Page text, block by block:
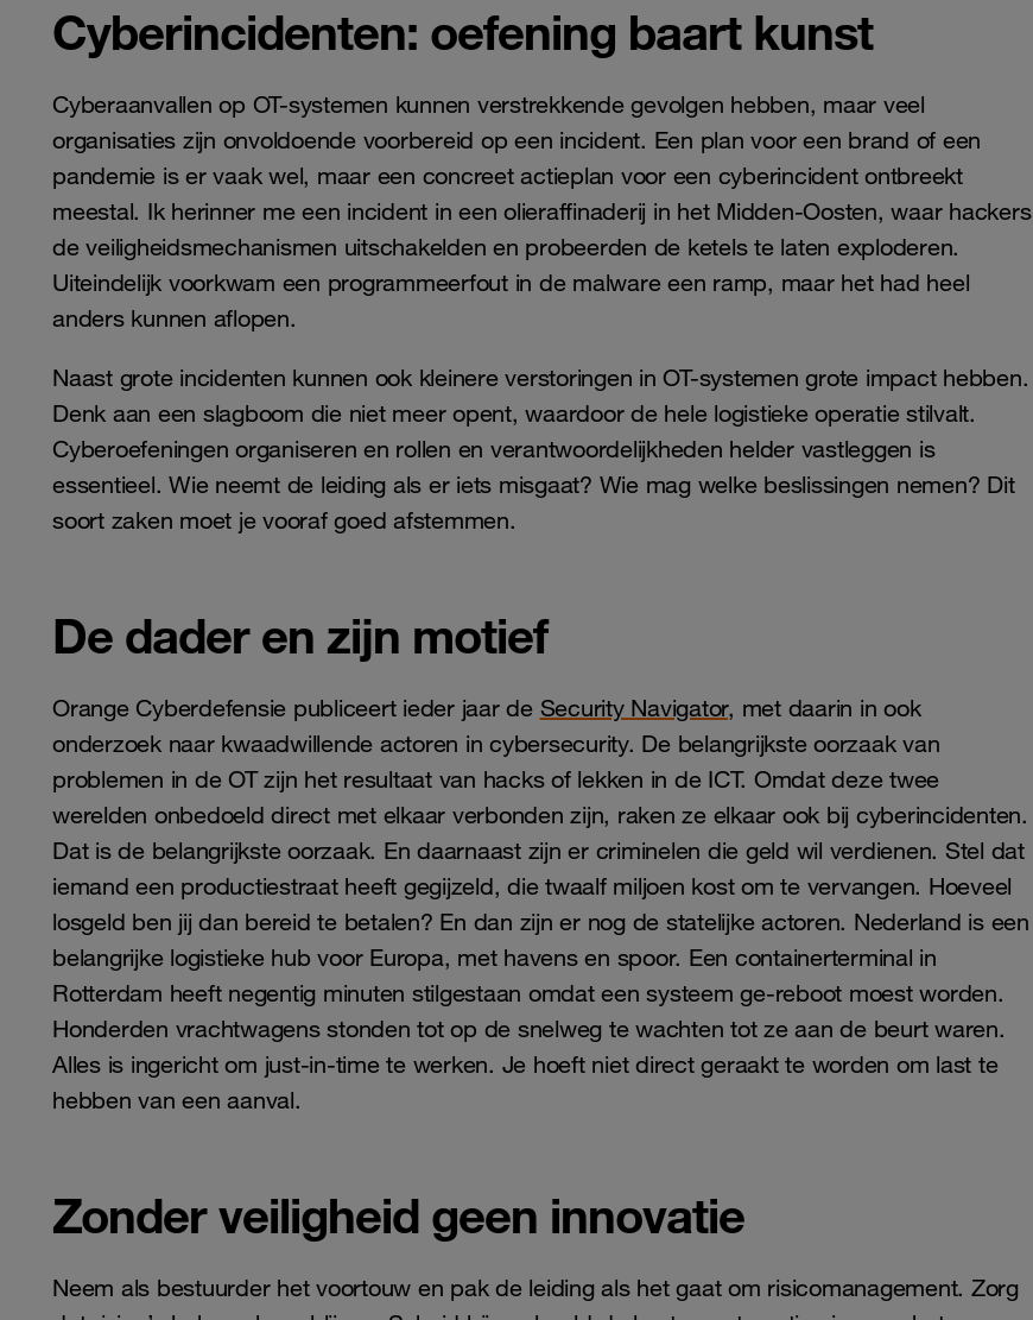
Cyberincidenten: oefening baart kunst
Cyberaanvallen op OT-systemen kunnen verstrekkende gevolgen hebben, maar veel
organisaties zijn onvoldoende voorbereid op een incident. Een plan voor een brand of een
pandemie is er vaak wel, maar een concreet actieplan voor een cyberincident ontbreekt
meestal. Ik herinner me een incident in een olieraffinaderij in het Midden-Oosten, waar hackers
de veiligheidsmechanismen uitschakelden en probeerden de ketels te laten exploderen.
Uiteindelijk voorkwam een programmeerfout in de malware een ramp, maar het had heel
anders kunnen aflopen.
Naast grote incidenten kunnen ook kleinere verstoringen in OT-systemen grote impact hebben.
Denk aan een slagboom die niet meer opent, waardoor de hele logistieke operatie stilvalt.
Cyberoefeningen organiseren en rollen en verantwoordelijkheden helder vastleggen is
essentieel. Wie neemt de leiding als er iets misgaat? Wie mag welke beslissingen nemen? Dit
soort zaken moet je vooraf goed afstemmen.
De dader en zijn motief
Orange Cyberdefensie publiceert ieder jaar de Security Navigator, met daarin in ook
onderzoek naar kwaadwillende actoren in cybersecurity. De belangrijkste oorzaak van
problemen in de OT zijn het resultaat van hacks of lekken in de ICT. Omdat deze twee
werelden onbedoeld direct met elkaar verbonden zijn, raken ze elkaar ook bij cyberincidenten.
Dat is de belangrijkste oorzaak. En daarnaast zijn er criminelen die geld wil verdienen. Stel dat
iemand een productiestraat heeft gegijzeld, die twaalf miljoen kost om te vervangen. Hoeveel
losgeld ben jij dan bereid te betalen? En dan zijn er nog de statelijke actoren. Nederland is een
belangrijke logistieke hub voor Europa, met havens en spoor. Een containerterminal in
Rotterdam heeft negentig minuten stilgestaan omdat een systeem ge-reboot moest worden.
Honderden vrachtwagens stonden tot op de snelweg te wachten tot ze aan de beurt waren.
Alles is ingericht om just-in-time te werken. Je hoeft niet direct geraakt te worden om last te
hebben van een aanval.
Zonder veiligheid geen innovatie
Neem als bestuurder het voortouw en pak de leiding als het gaat om risicomanagement. Zorg